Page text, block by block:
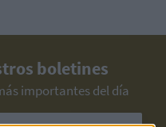
boletines
importantes del día